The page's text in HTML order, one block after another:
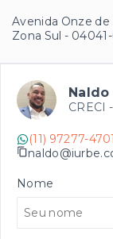
Avenida Onze de
Zona Sul -
Naldo
CRECI -
(11) 97277-4701
Nome